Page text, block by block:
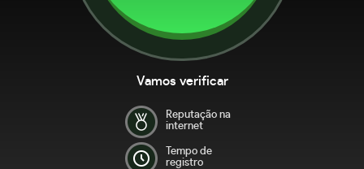
Vamos verificar
Reputação na
internet
Tempo de
registro